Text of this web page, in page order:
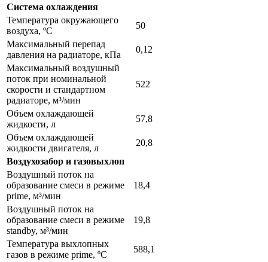
Система охлаждения
Температура окружающего
воздуха, ºС
50
Максимальный перепад
давления на радиаторе, кПа
0,12
Максимальный воздушный
поток при номинальной
скорости и стандартном
радиаторе, м³/мин
522
Объем охлаждающей
жидкости, л
57,8
Объем охлаждающей
жидкости двигателя, л
20,8
Воздухозабор и газовыхлоп
Воздушный поток на
образование смеси в режиме
prime, м³/мин
18,4
Воздушный поток на
образование смеси в режиме
standby, м³/мин
19,8
Температура выхлопных
газов в режиме prime, ºС
588,1